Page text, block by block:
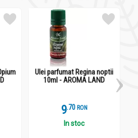
si racoros la maxim 21
Tecuci 200g - CASA GACIU
pentru a da gust salatelor.
Ulei parfumat Regina noptii
10ml - AROMA LAND
9.7 RON
In stoc